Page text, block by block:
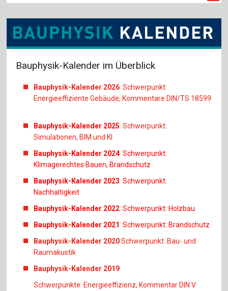
Bauphysik-Kalender im Überblick
Bauphysik-Kalender 2026Schwerpunkt:
Energieeffiziente Gebäude; Kommentare DIN/TS 18599
Bauphysik-Kalender 2025Schwerpunkt:
Simulationen, BIM und KI
Bauphysik-Kalender 2024Schwerpunkt:
Klimagerechtes Bauen, Brandschutz
Bauphysik-Kalender 2023Schwerpunkt:
Nachhaltigkeit
Bauphysik-Kalender 2022Schwerpunkt: Holzbau
Bauphysik-Kalender 2021Schwerpunkt: Brandschutz
Bauphysik-Kalender 2020Schwerpunkt: Bau- und
Raumakustik
Bauphysik-Kalender 2019
Schwerpunkte: Energieeffizienz, Kommentar DIN V